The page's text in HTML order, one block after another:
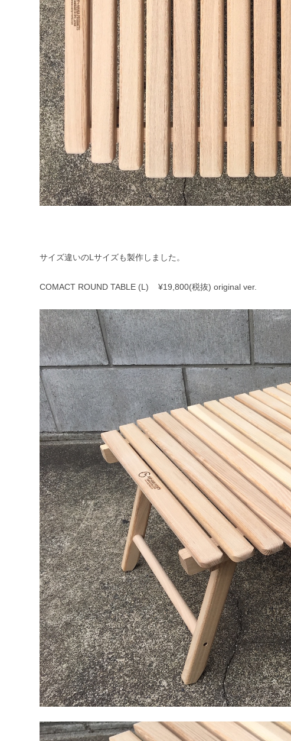
サイズ違いのLサイズも製作しました。
COMACT ROUND TABLE (L) ¥19,800(税抜) original ver.